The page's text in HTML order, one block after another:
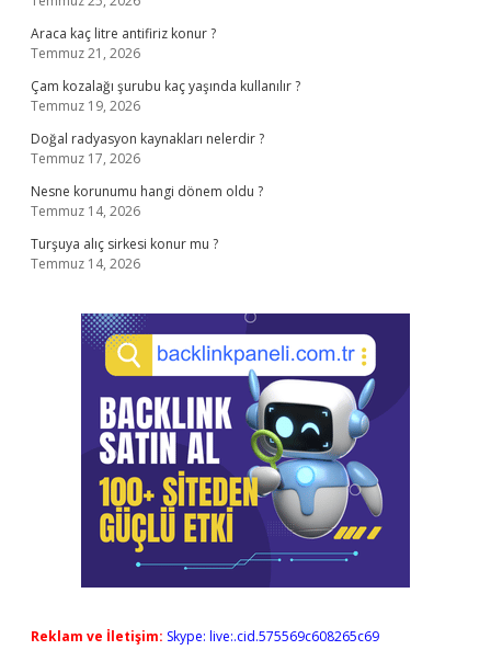
Araca kaç litre antifiriz konur ?
Temmuz 21, 2026
Çam kozalağı şurubu kaç yaşında kullanılır ?
Temmuz 19, 2026
Doğal radyasyon kaynakları nelerdir ?
Temmuz 17, 2026
Nesne korunumu hangi dönem oldu ?
Temmuz 14, 2026
Turşuya alıç sirkesi konur mu ?
Temmuz 14, 2026
Reklam ve İletişim: Skype: live:.cid.575569c608265c69